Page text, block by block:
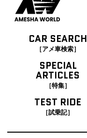
CAR SEARCH
［アメ車検索］
SPECIAL
ARTICLES
［特集］
TEST RIDE
［試乗記］